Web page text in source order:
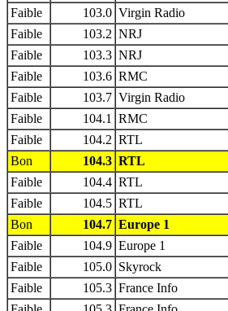
Faible
103.0 Virgin Radio
Faible
103.2 NRJ
Faible
103.3 NRJ
Faible
103.6 RMC
Faible
103.7 Virgin Radio
Faible
104.1 RMC
Faible
104.2 RTL
Bon
104.3 RTL
Faible
104.4 RTL
Faible
104.5 RTL
Bon
104.7 Europe 1
Faible
104.9 Europe 1
Faible
105.0 Skyrock
Faible
105.3 France Info